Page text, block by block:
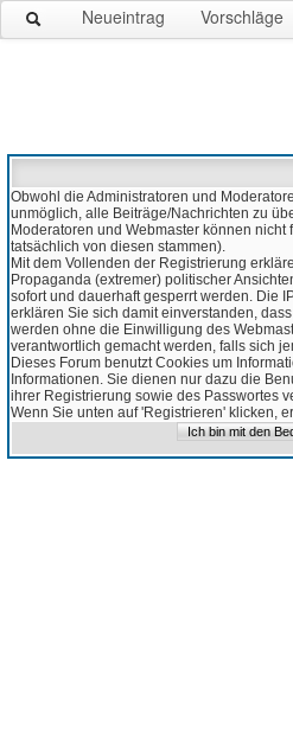
Neueintrag Vorschläge
Obwohl die Administratoren und
unmöglich, alle Beiträge/Nachrichten zu
Moderatoren und Webmaster können
tatsächlich von diesen stammen).
Mit dem Vollenden der Registrierung
Propaganda (extremer) politischer
sofort und dauerhaft gesperrt werden. Die
erklären Sie sich damit einverstanden,
werden ohne die Einwilligung des
verantwortlich gemacht werden, falls sich
Dieses Forum benutzt Cookies um
Informationen. Sie dienen nur dazu die
ihrer Registrierung sowie des Passwortes
Wenn Sie unten auf 'Registrieren' klicken,